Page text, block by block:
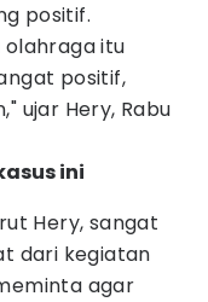
positif.
olahraga itu
positif,
ujar Hery, Rabu
ini
Hery, sangat
dari kegiatan
agar